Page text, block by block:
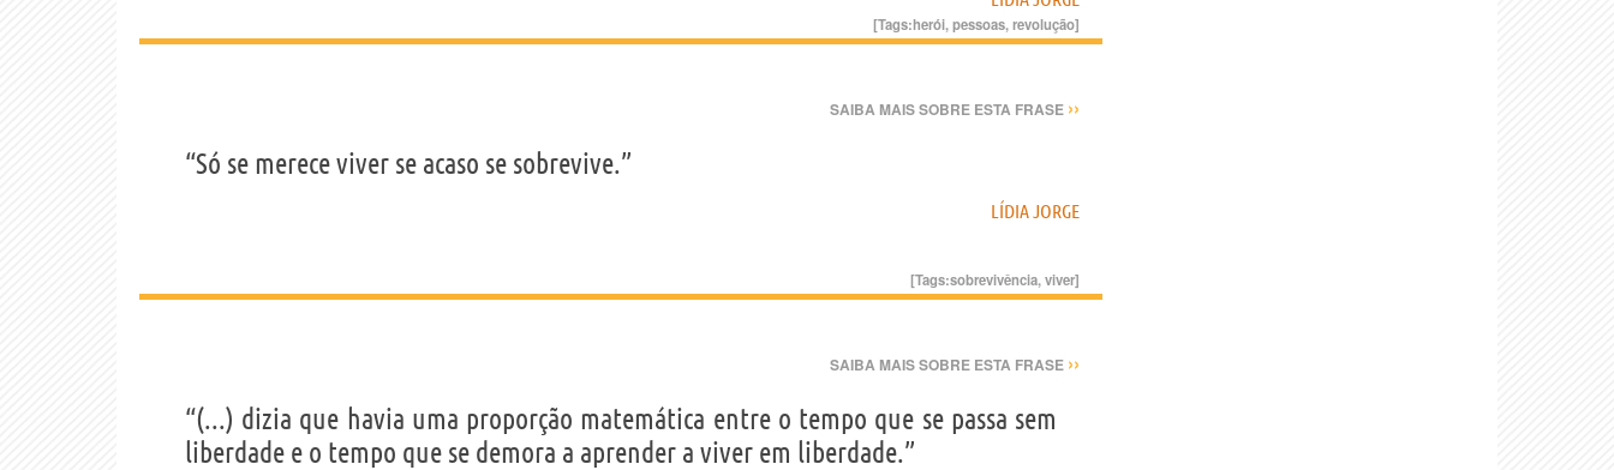
[Tags:herói,pessoas,revolução]
SAIBA MAIS SOBRE ESTA FRASE ››
“Só se merece viver se acaso se sobrevive.”
LÍDIA JORGE
[Tags:sobrevivência,viver]
SAIBA MAIS SOBRE ESTA FRASE ››
“(...) dizia que havia uma proporção matemática entre o tempo que se passa sem
liberdade e o tempo que se demora a aprender a viver em liberdade.”